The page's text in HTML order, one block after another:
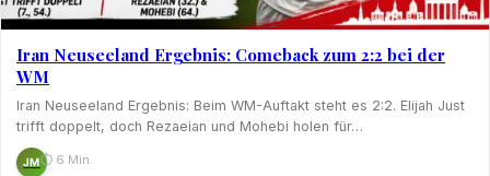
Iran Neuseeland Ergebnis: Comeback zum 2:2 bei der
WM
Iran Neuseeland Ergebnis: Beim WM-Auftakt steht es 2:2. Elijah Just
trifft doppelt, doch Rezaeian und Mohebi holen für…
JM⏱ 6 Min.